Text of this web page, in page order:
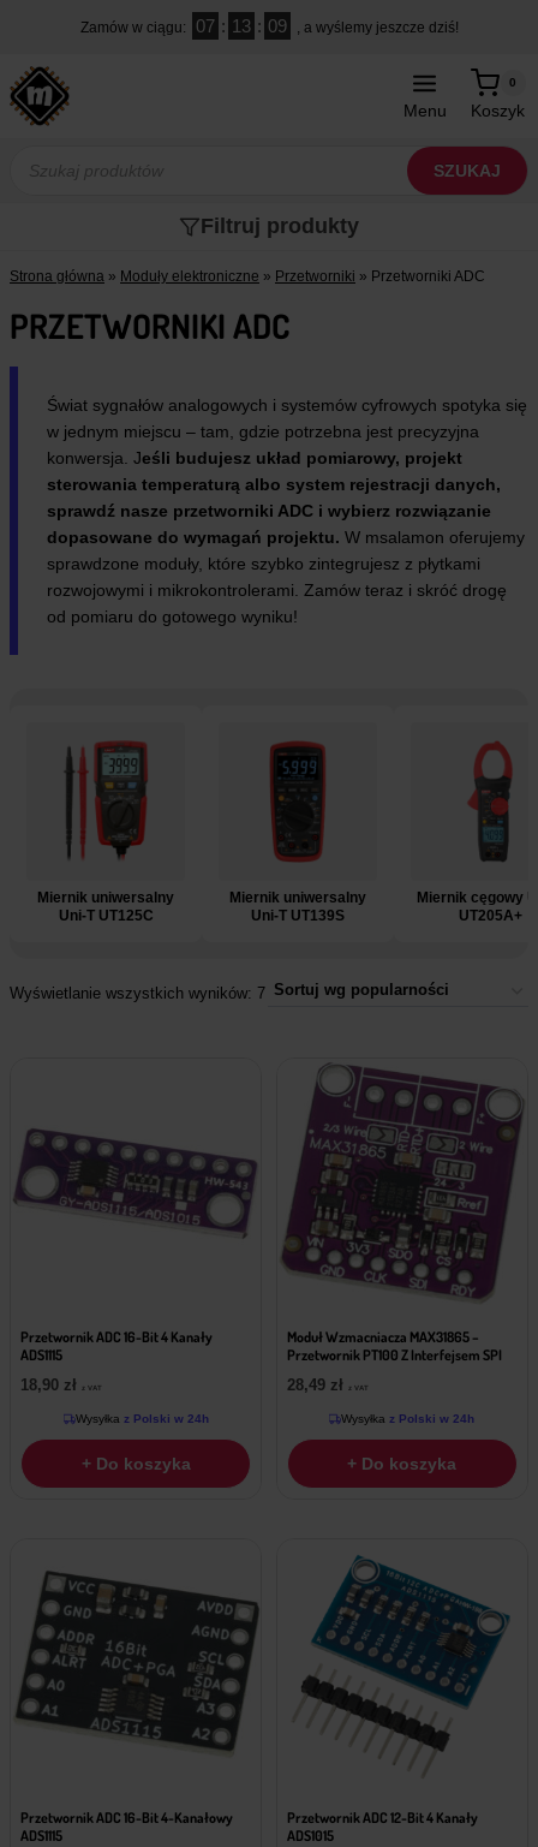
treści
Zamów w ciągu: 07 : 13 : 09 , a wyślemy jeszcze dziś!
Menu Koszyk
0
produktów
SZUKAJ
Filtruj produkty
Strona główna » Moduły elektroniczne » Przetworniki » Przetworniki ADC
PRZETWORNIKI ADC
Świat sygnałów analogowych i systemów cyfrowych spotyka się
w jednym miejscu – tam, gdzie potrzebna jest precyzyjna
konwersja. Jeśli budujesz układ pomiarowy, projekt
sterowania temperaturą albo system rejestracji danych,
sprawdź nasze przetworniki ADC i wybierz rozwiązanie
dopasowane do wymagań projektu. W msalamon oferujemy
sprawdzone moduły, które szybko zintegrujesz z płytkami
rozwojowymi i mikrokontrolerami. Zamów teraz i skróć drogę
od pomiaru do gotowego wyniku!
Miernik uniwersalny
Uni-T UT125C
Miernik uniwersalny
Uni-T UT139S
Miernik cęgowy
UT205A+
Wyświetlanie wszystkich wyników: 7
Przetwornik ADC 16-Bit 4 Kanały
ADS1115
18,90 zł z VAT
Wysyłka z Polski w 24h
+ Do koszyka
Moduł Wzmacniacza MAX31865 –
Przetwornik PT100 Z Interfejsem SPI
28,49 zł z VAT
Wysyłka z Polski w 24h
+ Do koszyka
Przetwornik ADC 16-Bit 4-Kanałowy
ADS1115
Przetwornik ADC 12-Bit 4 Kanały
ADS1015